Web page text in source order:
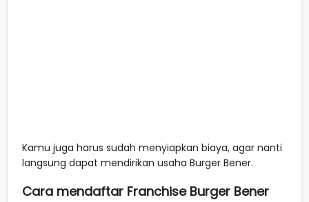
Kamu juga harus sudah menyiapkan biaya, agar nanti
langsung dapat mendirikan usaha Burger Bener.
Cara mendaftar Franchise Burger Bener